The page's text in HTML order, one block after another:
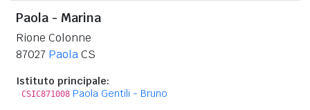
Paola - Marina
Rione Colonne
87027 PaolaCS
Istituto principale:
CSIC871008 Paola Gentili - Bruno